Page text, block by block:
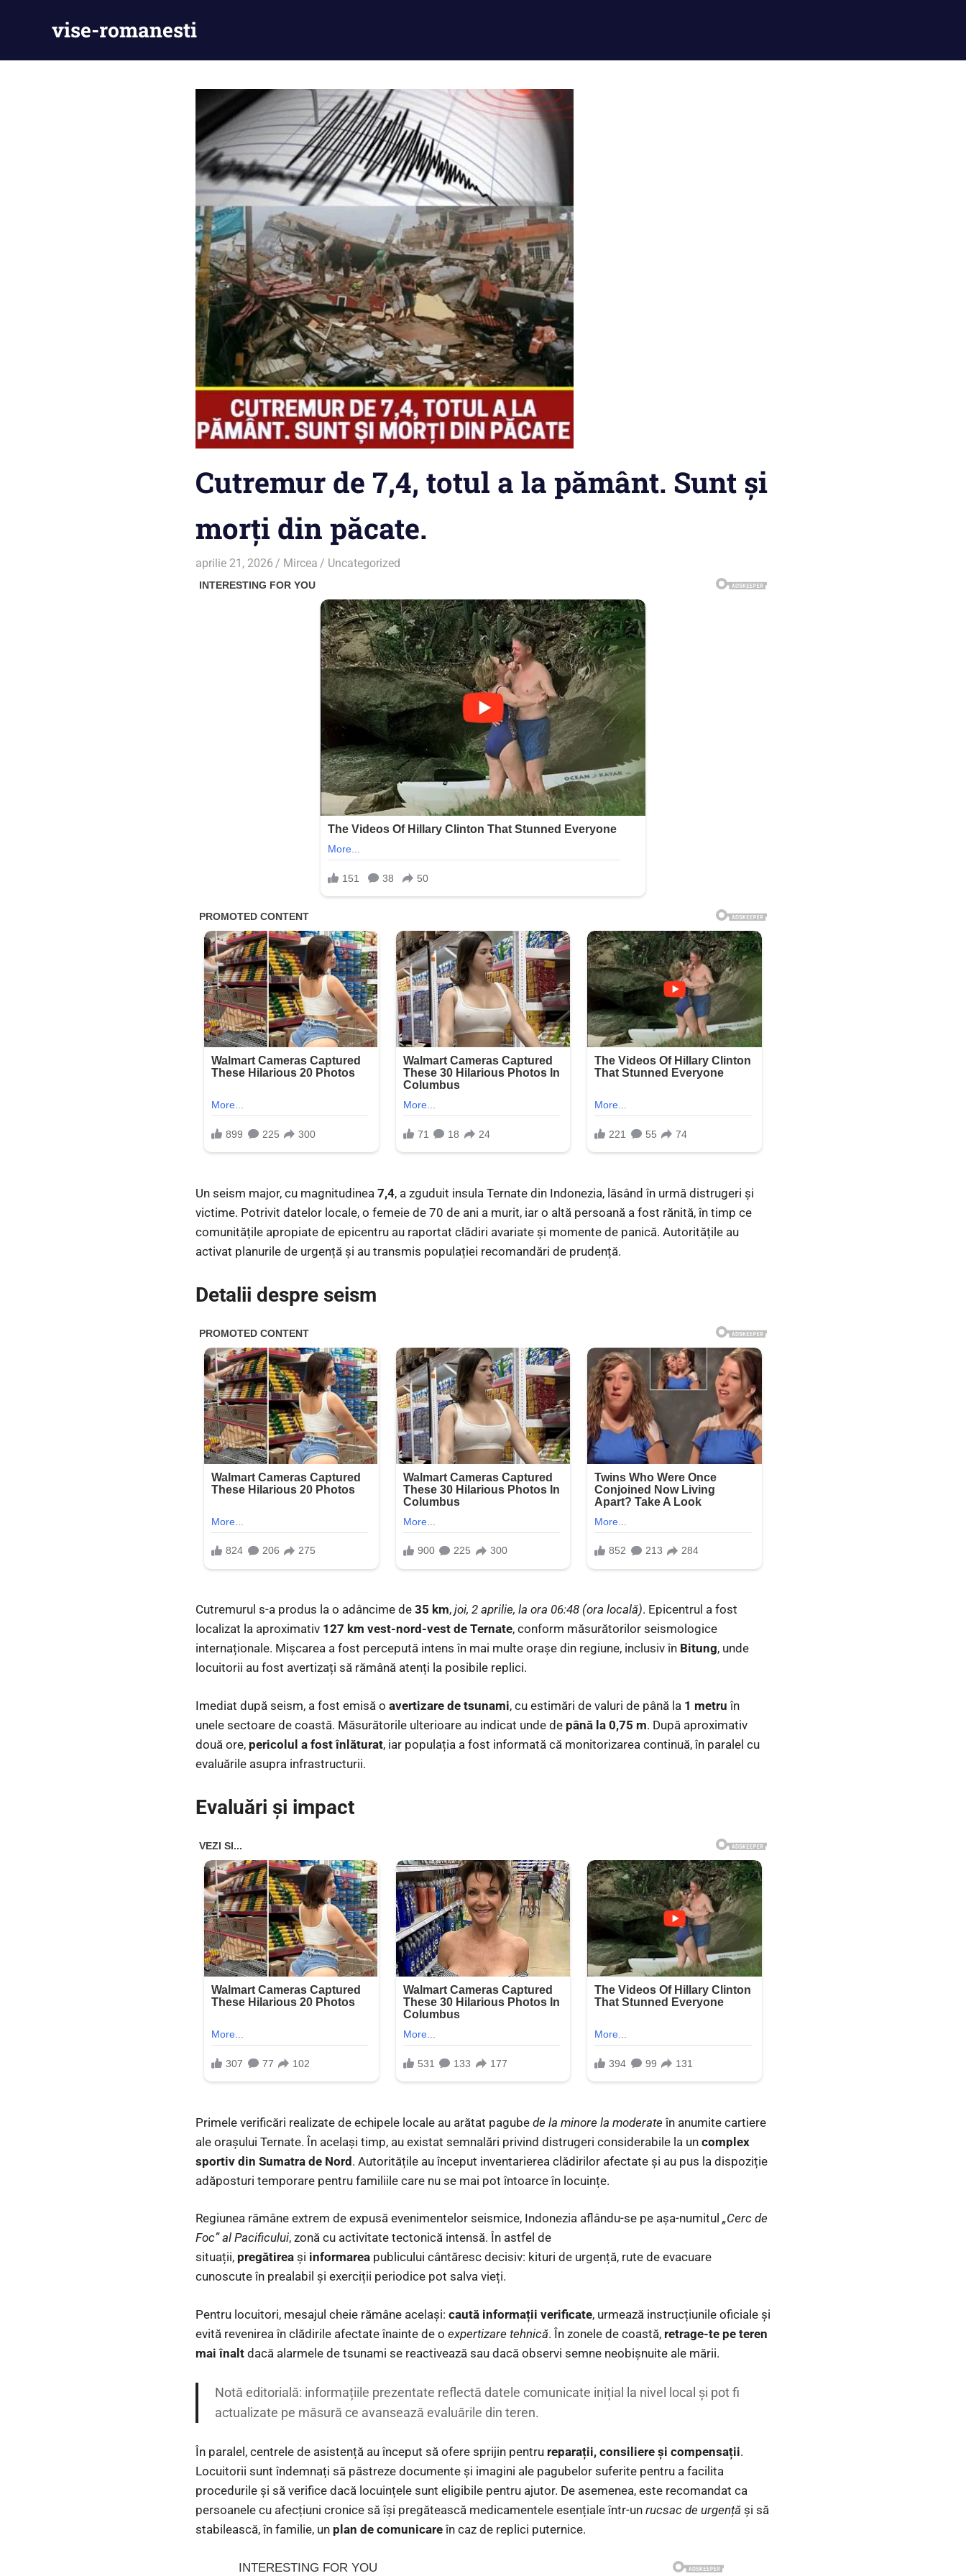
vise-romanesti
Cutremur de 7,4, totul a la pământ. Sunt și
morți din păcate.
aprilie 21, 2026 Mircea Uncategorized
Un seism major, cu magnitudinea 7,4, a zguduit insula Ternate din Indonezia, lăsând în urmă distrugeri și
victime. Potrivit datelor locale, o femeie de 70 de ani a murit, iar o altă persoană a fost rănită, în timp ce
comunitățile apropiate de epicentru au raportat clădiri avariate și momente de panică. Autoritățile au
activat planurile de urgență și au transmis populației recomandări de prudență.
Detalii despre seism
Cutremurul s-a produs la o adâncime de 35 km, joi, 2 aprilie, la ora 06:48 (ora locală). Epicentrul a fost
localizat la aproximativ 127 km vest-nord-vest de Ternate, conform măsurătorilor seismologice
internaționale. Mișcarea a fost percepută intens în mai multe orașe din regiune, inclusiv în Bitung, unde
locuitorii au fost avertizați să rămână atenți la posibile replici.
Imediat după seism, a fost emisă o avertizare de tsunami, cu estimări de valuri de până la 1 metru în
unele sectoare de coastă. Măsurătorile ulterioare au indicat unde de până la 0,75 m. După aproximativ
două ore, pericolul a fost înlăturat, iar populația a fost informată că monitorizarea continuă, în paralel cu
evaluările asupra infrastructurii.
Evaluări și impact
Primele verificări realizate de echipele locale au arătat pagube de la minore la moderate în anumite cartiere
ale orașului Ternate. În același timp, au existat semnalări privind distrugeri considerabile la un complex
sportiv din Sumatra de Nord. Autoritățile au început inventarierea clădirilor afectate și au pus la dispoziție
adăposturi temporare pentru familiile care nu se mai pot întoarce în locuințe.
Regiunea rămâne extrem de expusă evenimentelor seismice, Indonezia aflându-se pe așa-numitul „Cerc de
Foc” al Pacificului, zonă cu activitate tectonică intensă. În astfel de
situații, pregătirea și informarea publicului cântăresc decisiv: kituri de urgență, rute de evacuare
cunoscute în prealabil și exerciții periodice pot salva vieți.
Pentru locuitori, mesajul cheie rămâne același: caută informații verificate, urmează instrucțiunile oficiale și
evită revenirea în clădirile afectate înainte de o expertizare tehnică. În zonele de coastă, retrage-te pe teren
mai înalt dacă alarmele de tsunami se reactivează sau dacă observi semne neobișnuite ale mării.
Notă editorială: informațiile prezentate reflectă datele comunicate inițial la nivel local și pot fi
actualizate pe măsură ce avansează evaluările din teren.
În paralel, centrele de asistență au început să ofere sprijin pentru reparații, consiliere și compensații.
Locuitorii sunt îndemnați să păstreze documente și imagini ale pagubelor suferite pentru a facilita
procedurile și să verifice dacă locuințele sunt eligibile pentru ajutor. De asemenea, este recomandat ca
persoanele cu afecțiuni cronice să își pregătească medicamentele esențiale într-un rucsac de urgență și să
stabilească, în familie, un plan de comunicareîn caz de replici puternice.